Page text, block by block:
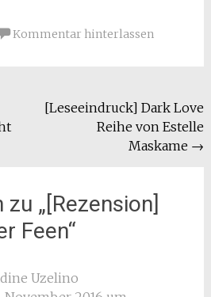
Kommentar hinterlassen
[Leseeindruck] Dark Love
Reihe von Estelle
Maskame →
zu „[Rezension]
Feen“
Uzelino